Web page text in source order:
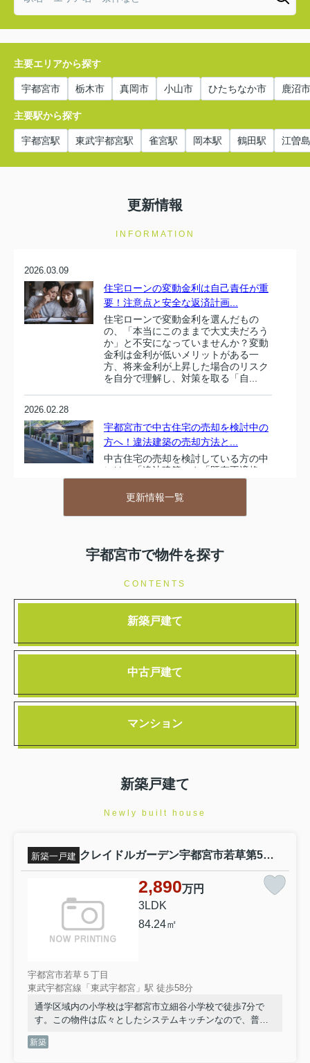
主要エリアから探す
宇都宮市 栃木市 真岡市 小山市 ひたちなか市 鹿沼市
主要駅から探す
宇都宮駅 東武宇都宮駅 雀宮駅 岡本駅 鶴田駅 江曽
更新情報
INFORMATION
2026.03.09
住宅ローンの変動金利は自己責任が重
要！注意点と安全な返済計画...
住宅ローンで変動金利を選んだもの
の、「本当にこのままで大丈夫だろう
か」と不安になっていませんか？変動
金利は金利が低いメリットがある一
方、将来金利が上昇した場合のリスク
を自分で理解し、対策を取る「自...
2026.02.28
宇都宮市で中古住宅の売却を検討中の
方へ！違法建築の売却方法と...
中古住宅の売却を検討している方の中
には、「違法建築」や「既存不適格」
といった言葉を耳にし、不安を感じて
いる方も多いのではないでしょうか。
特に宇都宮市で中古住宅を売却する際
には、これらの問題が思わぬ...
宇都宮市で不動産トラブルが心配な方
へ！違法建築の対処法と相談...
「ご自宅や所有物件について、“違法建
て不安を感じたことはありませんか？
物や適切に管理されていない空き家・
空き地が、暮らしの安...
宇都宮市で中古住宅を購入前に気をつ
けることは？チェックポイン...
な決断のひとつです。「本当にこの家
方も多いでしょう。特に宇都宮市で中
★★お知らせ★★
住宅ローン相談専門のホームページを開設しました。
新規の住宅ローンはもちろん、借換えの相談も承りま
是非ご利用ください。
ホームページはこちらです。
【宇都宮の新築戸建て・建売ならＭＣ住宅情報センター
へ】
更新情報一覧
宇都宮市で物件を探す
CONTENTS
新築戸建て
中古戸建て
マンション
新築戸建て
Newly built house
新築一戸建 クレイドルガーデン宇都宮市若草第5 新築一戸建て 2号棟
2,890万円
3LDK
84.24㎡
宇都宮市若草５丁目
東武宇都宮線「東武宇都宮」駅 徒歩58分
通学区域内の小学校は宇都宮市立細谷小学校で徒歩7分で
す。この物件は広々としたシステムキッチンなので、普段
ったりとお風呂タイムを過ごせます。生活環境が整った宇
新築